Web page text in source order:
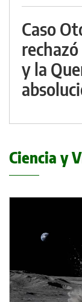
Caso
y la
Ciencia y